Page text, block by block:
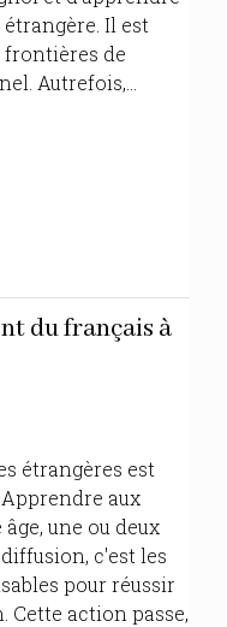
Il est
frontières de
Autrefois,...
du français à
étrangères est
aux
une ou deux
c'est les
pour réussir
Cette action passe,